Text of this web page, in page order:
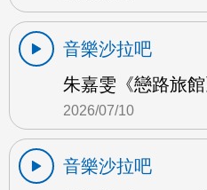
音樂沙拉吧
朱嘉雯《戀路旅
2026/07/10
音樂沙拉吧